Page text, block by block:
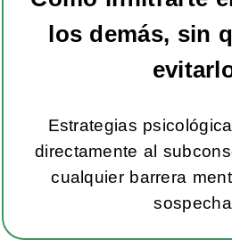
los demás, sin
Estrategias
directamente al
cualquier barrera